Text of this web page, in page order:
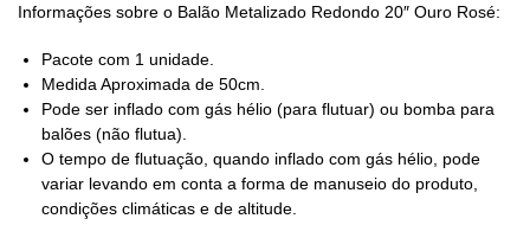
Informações sobre o Balão Metalizado Redondo 20″ Ouro Rosé:
Pacote com 1 unidade.
Medida Aproximada de 50cm.
Pode ser inflado com gás hélio (para flutuar) ou bomba para
balões (não flutua).
O tempo de flutuação, quando inflado com gás hélio, pode
variar levando em conta a forma de manuseio do produto,
condições climáticas e de altitude.